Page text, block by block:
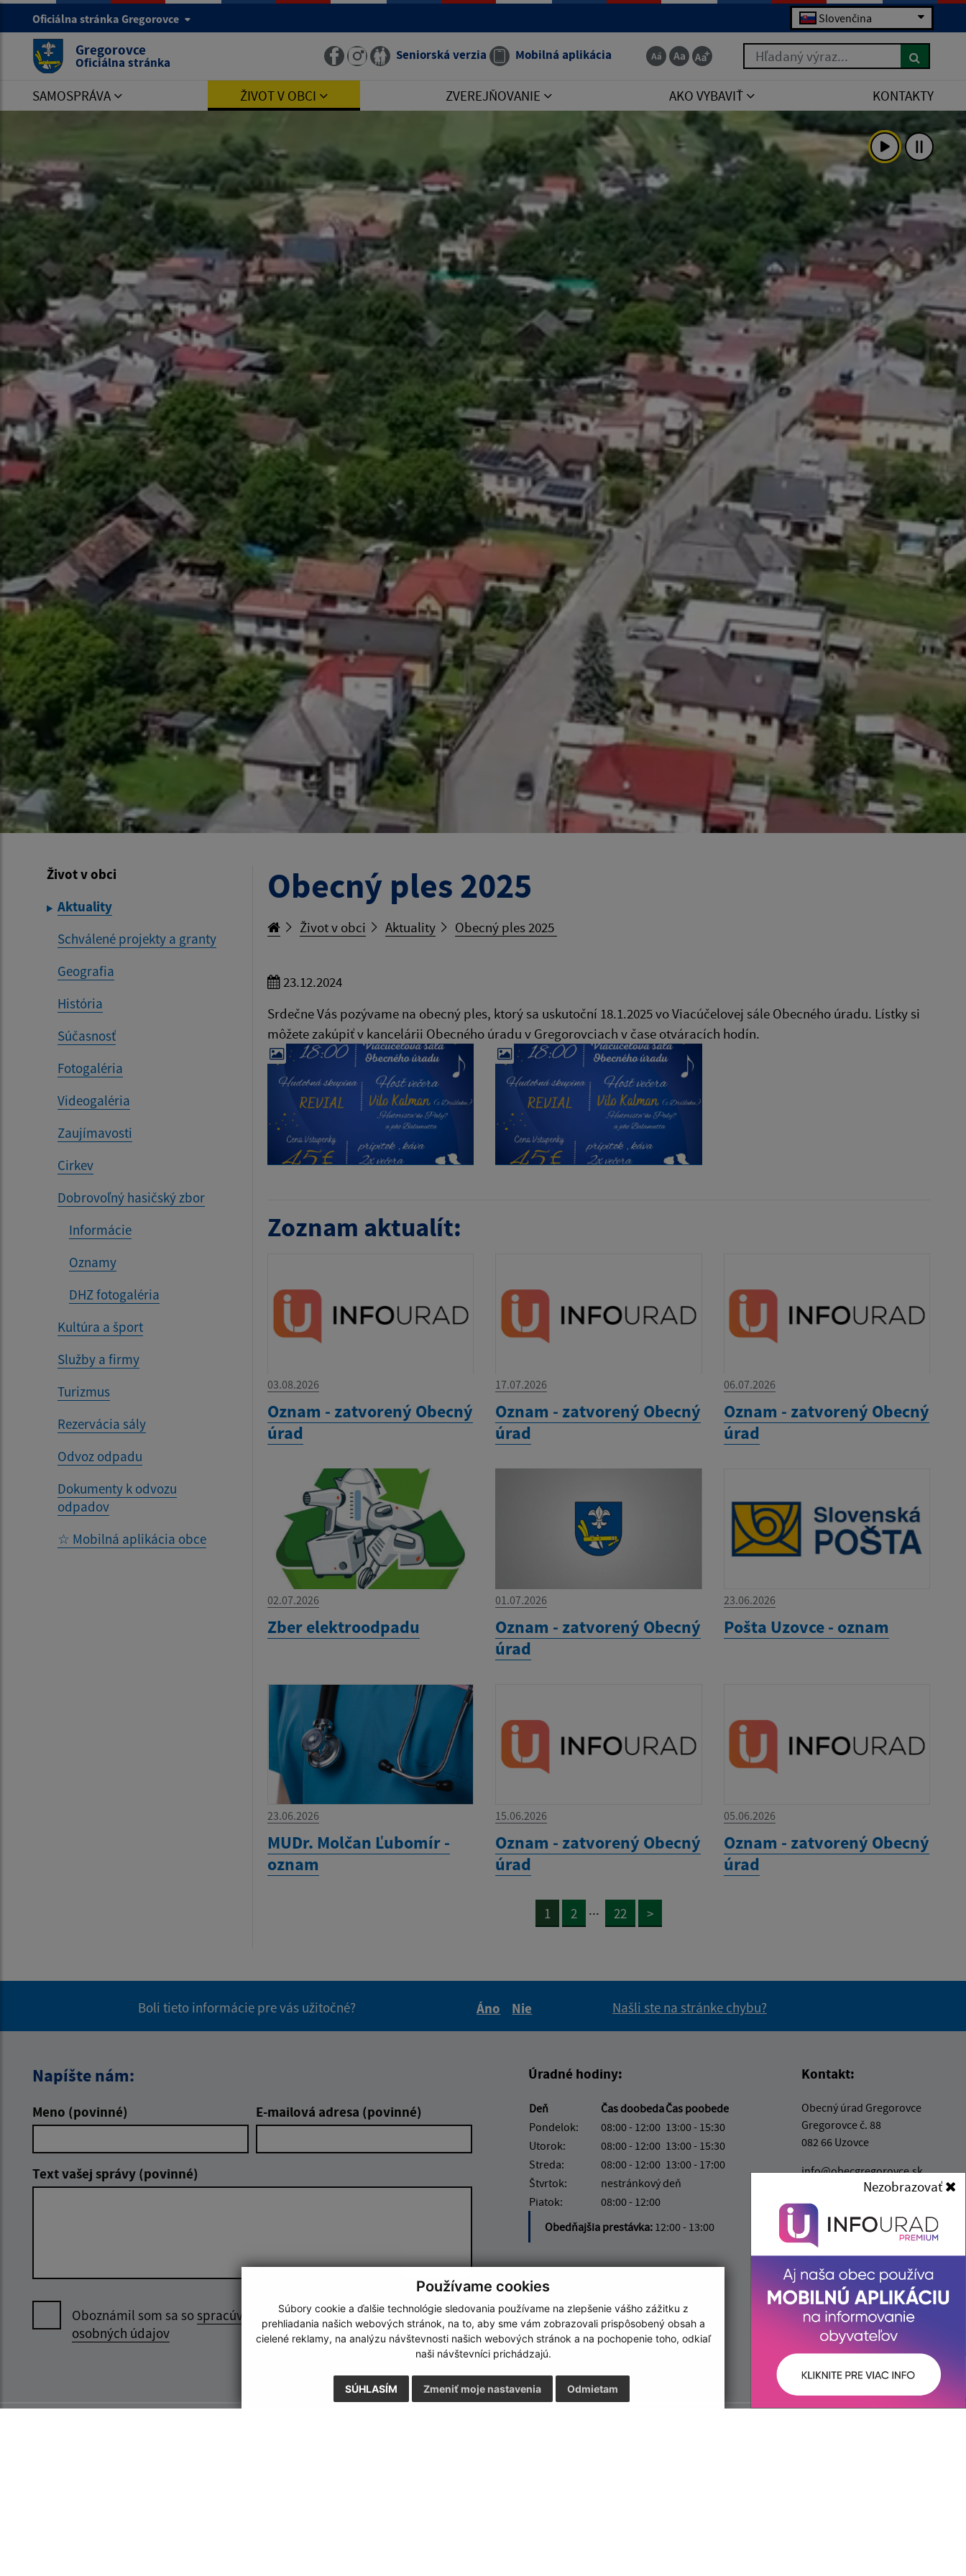
Používame cookies
Súbory cookie a ďalšie technológie sledovania používame na zlepšenie vášho zážitku z
prehliadania našich webových stránok, na to, aby sme vám zobrazovali prispôsobený obsah a
cielené reklamy, na analýzu návštevnosti našich webových stránok a na pochopenie toho, odkiaľ
naši návštevníci prichádzajú.
SÚHLASÍM Odmietam
Zmeniť moje nastavenia
Nezobrazovať
Oficiálna stránka Gregorovce Slovenčina
Gregorovce
Oficiálna stránka Seniorská verzia Mobilná aplikácia Hľadaný výraz...
SAMOSPRÁVA ŽIVOT V OBCI ZVEREJŇOVANIE AKO VYBAVIŤ KONTAKTY
Život v obci
Aktuality
Schválené projekty a granty
Geografia
História
Súčasnosť
Fotogaléria
Videogaléria
Zaujímavosti
Cirkev
Dobrovoľný hasičský zbor
Informácie
Oznamy
DHZ fotogaléria
Kultúra a šport
Služby a firmy
Turizmus
Rezervácia sály
Odvoz odpadu
Dokumenty k odvozu
odpadov
☆ Mobilná aplikácia obce
Obecný ples 2025
Život v obci Aktuality Obecný ples 2025
23.12.2024
Srdečne Vás pozývame na obecný ples, ktorý sa uskutoční 18.1.2025 vo Viacúčelovej sále Obecného úradu. Lístky si
môžete zakúpiť v kancelárii Obecného úradu v Gregorovciach v čase otváracích hodín.
Zoznam aktualít:
03.08.2026
Oznam - zatvorený Obecný
úrad
17.07.2026
Oznam - zatvorený Obecný
úrad
06.07.2026
Oznam - zatvorený Obecný
úrad
02.07.2026
Zber elektroodpadu
01.07.2026
Oznam - zatvorený Obecný
úrad
23.06.2026
Pošta Uzovce - oznam
23.06.2026
MUDr. Molčan Ľubomír -
oznam
15.06.2026
Oznam - zatvorený Obecný
úrad
05.06.2026
Oznam - zatvorený Obecný
úrad
1 2 ... 22 >
Boli tieto informácie pre vás užitočné?
Áno
Nie
Našli ste na stránke chybu?
Napíšte nám:
Meno (povinné) E-mailová adresa (povinné)
Text vašej správy (povinné)
Oboznámil som sa sospracúvaním
osobných údajov
Google reCaptcha Response
Odoslať správu
Úradné hodiny:
Deň Čas doobedaČas poobede
Pondelok:
08:00 - 12:00 13:00 - 15:30
Utorok:
08:00 - 12:00 13:00 - 15:30
Streda:
08:00 - 12:00 13:00 - 17:00
Štvrtok:
nestránkový deň
Piatok:
08:00 - 12:00
Obedňajšia prestávka: 12:00 - 13:00
Kontakt:
Obecný úrad Gregorovce
Gregorovce č. 88
082 66 Uzovce
info@obecgregorovce.sk
+421 911 028 880
IČO: 00327051